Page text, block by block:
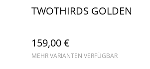
TWOTHIRDS GOLDEN
159,00 €
MEHR VARIANTEN VERFÜGBAR